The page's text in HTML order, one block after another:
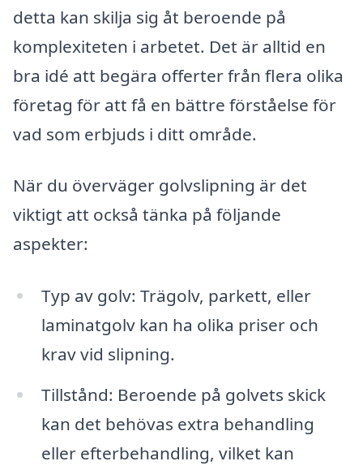
detta kan skilja sig åt beroende på
komplexiteten i arbetet. Det är alltid en
bra idé att begära offerter från flera olika
företag för att få en bättre förståelse för
vad som erbjuds i ditt område.
När du överväger golvslipning är det
viktigt att också tänka på följande
aspekter:
Typ av golv: Trägolv, parkett, eller
laminatgolv kan ha olika priser och
krav vid slipning.
Tillstånd: Beroende på golvets skick
kan det behövas extra behandling
eller efterbehandling, vilket kan